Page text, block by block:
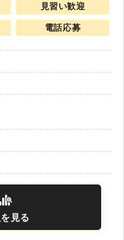
見習い歓迎
電話応募
を見る